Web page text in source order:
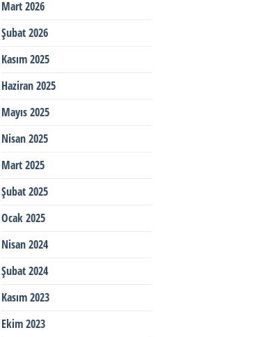
Mart 2026
Şubat 2026
Kasım 2025
Haziran 2025
Mayıs 2025
Nisan 2025
Mart 2025
Şubat 2025
Ocak 2025
Nisan 2024
Şubat 2024
Kasım 2023
Ekim 2023